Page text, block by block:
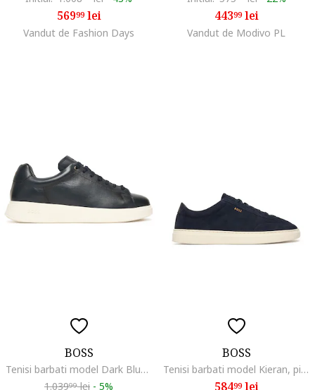
56999lei
Vandut de Fashion Days
44399lei
Vandut de Modivo PL
BOSS
Tenisi barbati model Dark Blue 401, piele naturala, negru
1.03999lei - 5%
BOSS
Tenisi barbati model Kieran, piele naturala, bleumarin
58499lei